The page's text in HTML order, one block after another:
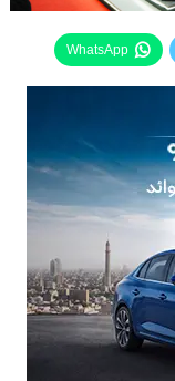
WhatsApp